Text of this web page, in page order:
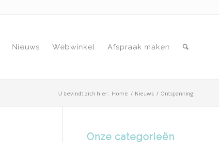
Nieuws Webwinkel Afspraak maken
U bevindt zich hier: Home / Nieuws / Ontspanning
Onze categorieën